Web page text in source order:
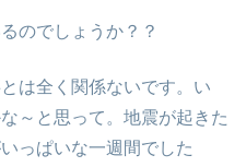
のでしょうか？？
は全く関係ないです。い
～と思って。地震が起きた
っぱいな一週間でした